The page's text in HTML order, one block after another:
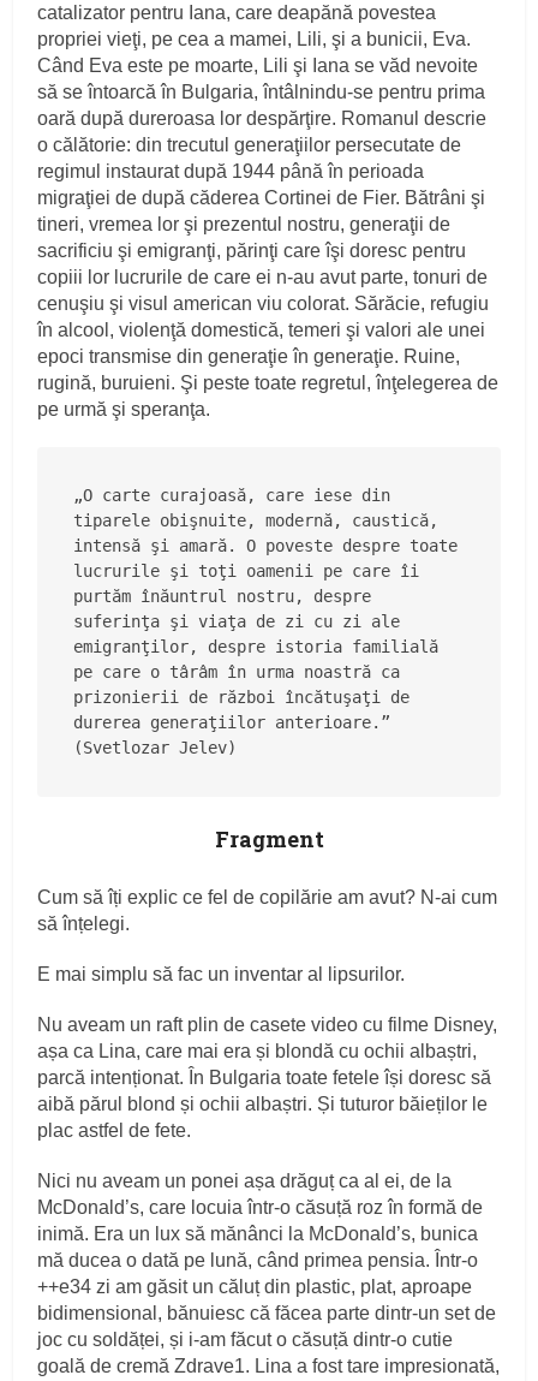
catalizator pentru Iana, care deapănă povestea
propriei vieţi, pe cea a mamei, Lili, şi a bunicii, Eva.
Când Eva este pe moarte, Lili şi Iana se văd nevoite
să se întoarcă în Bulgaria, întâlnindu-se pentru prima
oară după dureroasa lor despărţire. Romanul descrie
o călătorie: din trecutul generaţiilor persecutate de
regimul instaurat după 1944 până în perioada
migraţiei de după căderea Cortinei de Fier. Bătrâni şi
tineri, vremea lor şi prezentul nostru, generaţii de
sacrificiu şi emigranţi, părinţi care îşi doresc pentru
copiii lor lucrurile de care ei n-au avut parte, tonuri de
cenuşiu şi visul american viu colorat. Sărăcie, refugiu
în alcool, violenţă domestică, temeri şi valori ale unei
epoci transmise din generaţie în generaţie. Ruine,
rugină, buruieni. Şi peste toate regretul, înţelegerea de
pe urmă şi speranţa.
„O carte curajoasă, care iese din
tiparele obişnuite, modernă, caustică,
intensă şi amară. O poveste despre toate
lucrurile şi toţi oamenii pe care îi
purtăm înăuntrul nostru, despre
suferinţa şi viaţa de zi cu zi ale
emigranţilor, despre istoria familială
pe care o târâm în urma noastră ca
prizonierii de război încătuşaţi de
durerea generaţiilor anterioare.”
(Svetlozar Jelev)
Fragment
Cum să îți explic ce fel de copilărie am avut? N‑ai cum
să înțelegi.
E mai simplu să fac un inventar al lipsurilor.
Nu aveam un raft plin de casete video cu filme Disney,
așa ca Lina, care mai era și blondă cu ochii albaștri,
parcă intenționat. În Bulgaria toate fetele își doresc să
aibă părul blond și ochii albaștri. Și tuturor băieților le
plac astfel de fete.
Nici nu aveam un ponei așa drăguț ca al ei, de la
McDonald’s, care locuia într‑o căsuță roz în formă de
inimă. Era un lux să mănânci la McDonald’s, bunica
mă ducea o dată pe lună, când primea pensia. Într‑o
++e34 zi am găsit un căluț din plastic, plat, aproape
bidimensional, bănuiesc că făcea parte dintr‑un set de
joc cu soldăței, și i‑am făcut o căsuță dintr‑o cutie
goală de cremă Zdrave1. Lina a fost tare impresionată,